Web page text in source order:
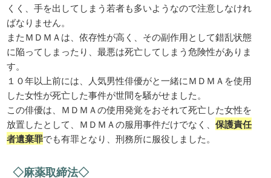
くく、手を出してしまう若者も多いようなので注意しなけれ
ばなりません。
またＭＤＭＡは、依存性が高く、その副作用として錯乱状態
に陥ってしまったり、最悪は死亡してしまう危険性がありま
す。
１０年以上前には、人気男性俳優がと一緒にＭＤＭＡを使用
した女性が死亡した事件が世間を騒がせました。
この俳優は、ＭＤＭＡの使用発覚をおそれて死亡した女性を
放置したとして、ＭＤＭＡの服用事件だけでなく、保護責任
者遺棄罪でも有罪となり、刑務所に服役しました。
◇麻薬取締法◇